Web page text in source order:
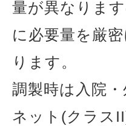
量が異なりま
に必要量を厳
ります。
調製時は入院
ネット(クラス